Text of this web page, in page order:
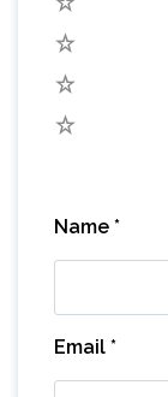
Name *
Email *